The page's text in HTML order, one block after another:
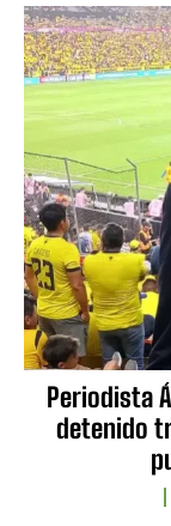
Periodista
detenido